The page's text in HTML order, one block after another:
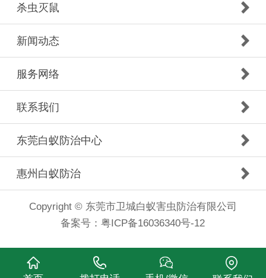
杀虫灭鼠
新闻动态
服务网络
联系我们
东莞白蚁防治中心
惠州白蚁防治
Copyright © 东莞市卫城白蚁害虫防治有限公司
备案号：粤ICP备16036340号-12